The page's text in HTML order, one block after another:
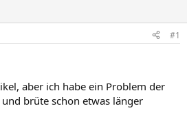
#1
aber ich habe ein Problem der
brüte schon etwas länger